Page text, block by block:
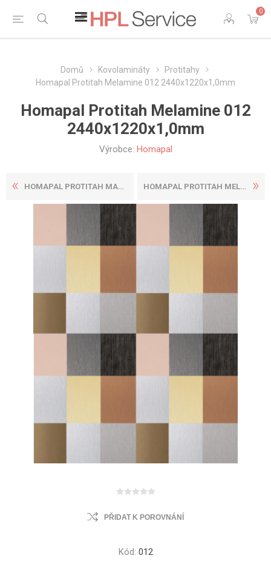
0
Domů Kovolamináty
Protitahy
Homapal Protitah Melamine 012 2440x1220x1,0mm
Homapal Protitah Melamine 012
2440x1220x1,0mm
Výrobce: Homapal
HOMAPAL PROTITAH MAGNETICKÝ... HOMAPAL PROTITAH MELAMINE 0...
PŘIDAT K POROVNÁNÍ
Kód: 012